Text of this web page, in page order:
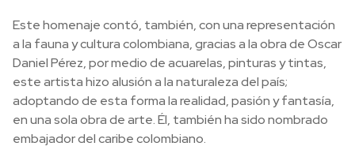
Este homenaje contó, también, con una representación
a la fauna y cultura colombiana, gracias a la obra de Oscar
Daniel Pérez, por medio de acuarelas, pinturas y tintas,
este artista hizo alusión a la naturaleza del país;
adoptando de esta forma la realidad, pasión y fantasía,
en una sola obra de arte. Él, también ha sido nombrado
embajador del caribe colombiano.